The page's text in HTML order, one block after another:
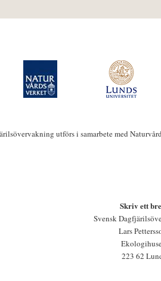
utförs i samarbete med
Skriv ett
Svensk
Lars
223 62